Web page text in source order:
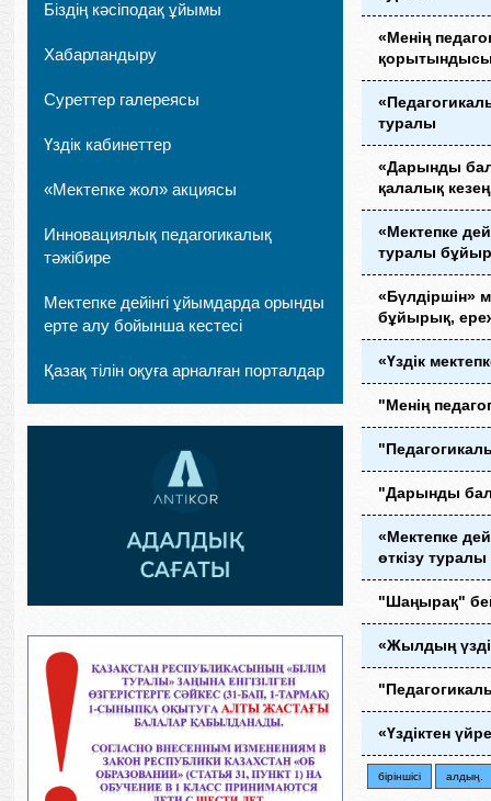
Біздің кәсіподақ ұйымы
Хабарландыру
Суреттер галереясы
Үздік кабинеттер
«Мектепке жол» акциясы
Инновациялық педагогикалық
тәжібире
Мектепке дейінгі ұйымдарда орынды
ерте алу бойынша кестесі
Қазақ тілін оқуға арналған порталдар
«Менің
туралы
«Дарынды
қалалық
«Мектепке
туралы
«Бүлдіршін»
бұйырық,
«Үздік
"Менің
"Дарынды
«Мектепке
өткізу
"Шаңырақ"
«Жылдың
«Үздіктен
бiрiншiсi алдың.